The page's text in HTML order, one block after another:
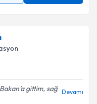
gittim, sağ Devamı